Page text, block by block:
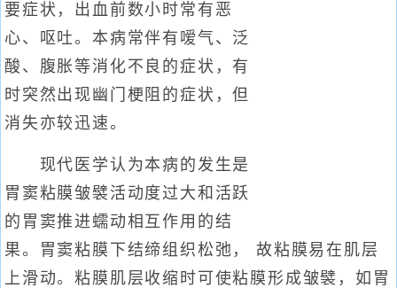
要症状，出血前数小时常有恶
心、呕吐。本病常伴有嗳气、泛
酸、腹胀等消化不良的症状，有
时突然出现幽门梗阻的症状，但
消失亦较迅速。
现代医学认为本病的发生是
胃窦粘膜皱襞活动度过大和活跃
的胃窦推进蠕动相互作用的结
果。胃窦粘膜下结缔组织松弛， 故粘膜易在肌层
上滑动。粘膜肌层收缩时可使粘膜形成皱襞，如胃